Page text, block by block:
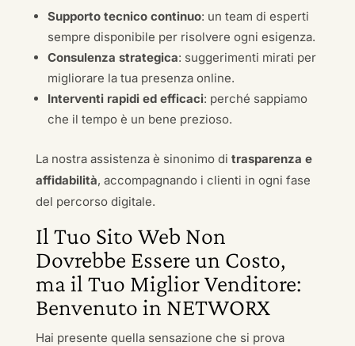
Supporto tecnico continuo: un team di esperti
sempre disponibile per risolvere ogni esigenza.
Consulenza strategica: suggerimenti mirati per
migliorare la tua presenza online.
Interventi rapidi ed efficaci: perché sappiamo
che il tempo è un bene prezioso.
La nostra assistenza è sinonimo di trasparenza e
affidabilità, accompagnando i clienti in ogni fase
del percorso digitale.
Il Tuo Sito Web Non
Dovrebbe Essere un Costo,
ma il Tuo Miglior Venditore:
Benvenuto in NETWORX
Hai presente quella sensazione che si prova